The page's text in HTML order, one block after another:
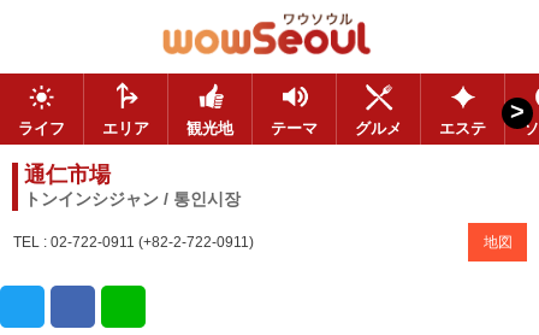
ライフ エリア 観光地 テーマ グルメ エステ
>
通仁市場
トンインシジャン / 통인시장
TEL : 02-722-0911 (+82-2-722-0911) 地図